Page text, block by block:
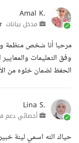
Amal K.
مدخل بيانات
مرحبا أنا شخص منظمة
وفق التعليمات
الحفظ لضمان خلوه من
Lina S.
أخصائي دعم